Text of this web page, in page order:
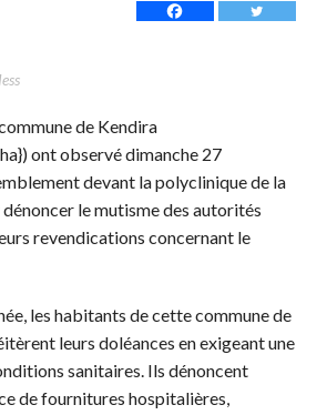
de Kendira
ont observé dimanche 27
devant la polyclinique de la
le mutisme des autorités
revendications concernant le
les habitants de cette commune de
leurs doléances en exigeant une
sanitaires. Ils dénoncent
de fournitures hospitalières,